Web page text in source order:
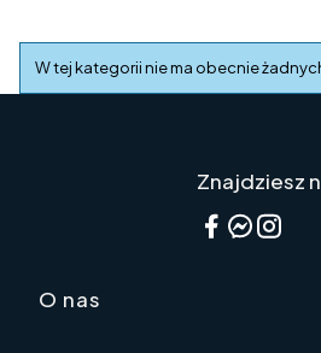
Lista produktów
W tej kategorii nie ma obecnie
Znajdziesz
Linki w stopce
O nas